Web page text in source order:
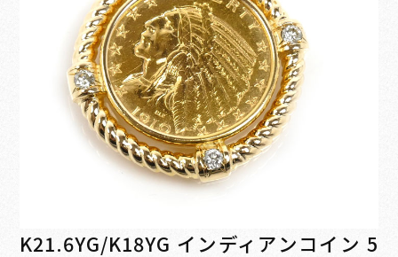
K21.6YG/K18YG インディアンコイン 5